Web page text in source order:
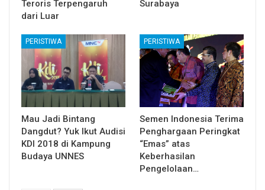
Teroris Terpengaruh
dari Luar
Surabaya
PERISTIWA
Mau Jadi Bintang
Dangdut? Yuk Ikut Audisi
KDI 2018 di Kampung
Budaya UNNES
PERISTIWA
Semen Indonesia Terima
Penghargaan Peringkat
“Emas” atas
Keberhasilan
Pengelolaan…